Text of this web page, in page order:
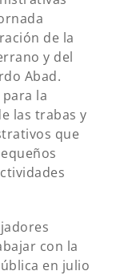
de la
y del
Abad.
la
las trabas y
que
con la
en julio